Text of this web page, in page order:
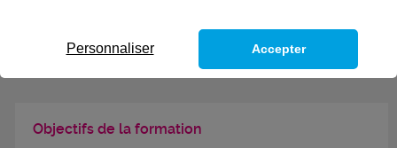
CODES
Objectifs de la formation
Personnaliser Accepter